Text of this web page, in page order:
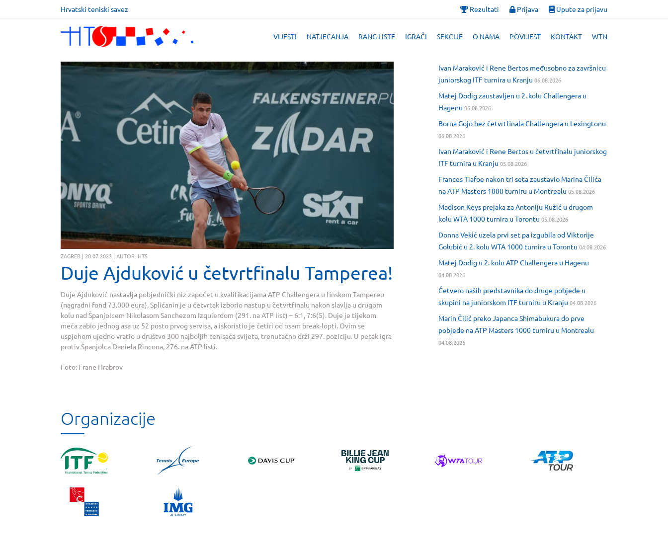
Hrvatski teniski savez Rezultati Prijava Upute za prijavu
VIJESTI NATJECANJA RANG LISTE IGRAČI SEKCIJE O NAMA POVIJEST KONTAKT WTN
ZAGREB | 20.07.2023 | AUTOR: HTS
Duje Ajduković u četvrtfinalu Tamperea!
Duje Ajduković nastavlja pobjednički niz započet u kvalifikacijama ATP Challengera u finskom Tampereu
(nagradni fond 73.000 eura), Splićanin je u četvrtak izborio nastup u četvrtfinalu nakon slavlja u drugom
kolu nad Španjolcem Nikolasom Sanchezom Izquierdom (291. na ATP list) – 6:1, 7:6(5). Duje je tijekom
meča zabio jednog asa uz 52 posto prvog servisa, a iskoristio je četiri od osam break-lopti. Ovim se
uspjehom ujedno vratio u društvo 300 najboljih tenisača svijeta, trenutačno drži 297. poziciju. U petak igra
protiv Španjolca Daniela Rincona, 276. na ATP listi.
Foto: Frane Hrabrov
Ivan Maraković i Rene Bertos međusobno za završnicu
juniorskog ITF turnira u Kranju 06.08.2026
Matej Dodig zaustavljen u 2. kolu Challengera u
Hagenu 06.08.2026
Borna Gojo bez četvrtfinala Challengera u Lexingtonu
06.08.2026
Ivan Maraković i Rene Bertos u četvrtfinalu juniorskog
ITF turnira u Kranju 05.08.2026
Frances Tiafoe nakon tri seta zaustavio Marina Čilića
na ATP Masters 1000 turniru u Montrealu 05.08.2026
Madison Keys prejaka za Antoniju Ružić u drugom
kolu WTA 1000 turnira u Torontu 05.08.2026
Donna Vekić uzela prvi set pa izgubila od Viktorije
Golubić u 2. kolu WTA 1000 turnira u Torontu 04.08.2026
Matej Dodig u 2. kolu ATP Challengera u Hagenu
04.08.2026
Četvero naših predstavnika do druge pobjede u
skupini na juniorskom ITF turniru u Kranju 04.08.2026
Marin Čilić preko Japanca Shimabukura do prve
pobjede na ATP Masters 1000 turniru u Montrealu
04.08.2026
Organizacije